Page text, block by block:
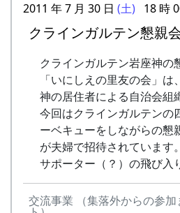
クセスすることが出来ます。
南ルートは、 JA加美の交
って、松井小学校を右手
てひたすら北上する道で
北ルートは、三谷で右折。
（CANYON MOUNTAIN
坂して峠を越える 道です
〃
12:00
昼食（
〃
14:00
岩座神
〃
15:30
蕎麦打
〃
18:00
夕食（
麦）
7/28（日)
9:00
朝食
〃
10:00
楽器作
2011 年 7 月 30 日 (土) 18 時
クラインガルテン懇親
クラインガルテン岩座神の
「いにしえの里友の会」
神の居住者による自治会組
今回はクラインガルテンの
ーベキューをしながらの懇
が夫婦で招待されています。
サポーター（？）の飛び入
交流事業 （集落外からの参